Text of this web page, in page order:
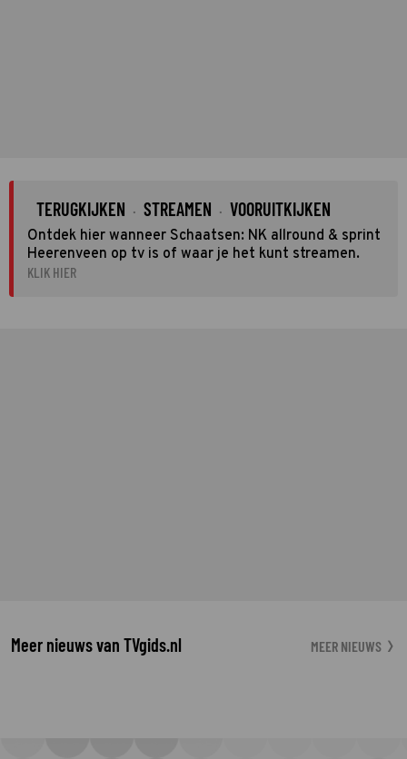
TERUGKIJKEN · STREAMEN · VOORUITKIJKEN
Ontdek hier wanneer Schaatsen: NK allround & sprint
Heerenveen op tv is of waar je het kunt streamen.
KLIK HIER
Meer nieuws van TVgids.nl MEER NIEUWS